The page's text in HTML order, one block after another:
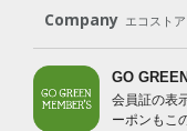
LINE＠
Company エコスト
会社案内 ご
特定商取
GO
会員証の表
ーポンもこ